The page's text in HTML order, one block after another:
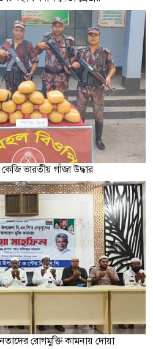
কেজি ভারতীয় গাঁজা উদ্ধার
রোগমুক্তি কামনায় দোয়া